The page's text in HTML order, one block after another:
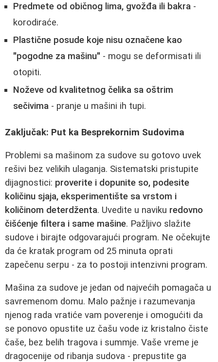
Predmete od običnog lima, gvožđa ili bakra -
korodiraće.
Plastične posude koje nisu označene kao
"pogodne za mašinu" - mogu se deformisati ili
otopiti.
Noževe od kvalitetnog čelika sa oštrim
sečivima - pranje u mašini ih tupi.
Zaključak: Put ka Besprekornim Sudovima
Problemi sa mašinom za sudove su gotovo uvek
rešivi bez velikih ulaganja. Sistematski pristupite
dijagnostici: proverite i dopunite so, podesite
količinu sjaja, eksperimentište sa vrstom i
količinom deterdženta. Uvedite u naviku redovno
čišćenje filtera i same mašine. Pažljivo slažite
sudove i birajte odgovarajući program. Ne očekujte
da će kratak program od 25 minuta oprati
zapečenu serpu - za to postoji intenzivni program.
Mašina za sudove je jedan od najvećih pomagača u
savremenom domu. Malo pažnje i razumevanja
njenog rada vratiće vam poverenje i omogućiti da
se ponovo opustite uz čašu vode iz kristalno čiste
čaše, bez belih tragova i summje. Vaše vreme je
dragocenije od ribanja sudova - prepustite ga